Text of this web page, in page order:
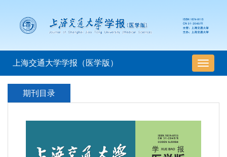
导
航
上海交通大学学报（医学版）
期刊目录